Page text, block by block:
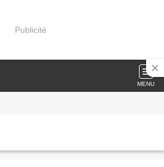
Publicité
MENU